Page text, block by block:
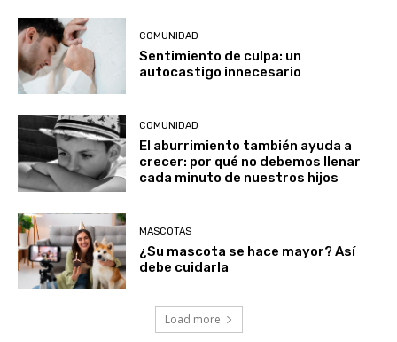
COMUNIDAD
Sentimiento de culpa: un
autocastigo innecesario
COMUNIDAD
El aburrimiento también ayuda a
crecer: por qué no debemos llenar
cada minuto de nuestros hijos
MASCOTAS
¿Su mascota se hace mayor? Así
debe cuidarla
Load more